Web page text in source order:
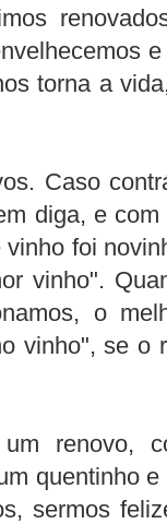
torna a
Caso
diga, e
foi
vinho".
o
vinho", se o
renovo,
quentinho
sermos